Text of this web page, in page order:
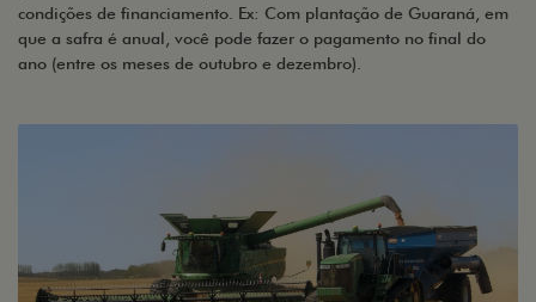
condições de financiamento. Ex: Com plantação de Guaraná, em
que a safra é anual, você pode fazer o pagamento no final do
ano (entre os meses de outubro e dezembro).